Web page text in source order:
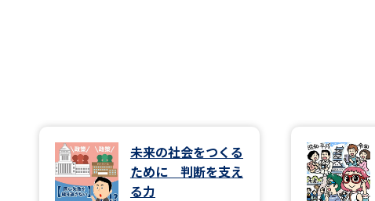
未来の社会をつくる
ために 判断を支え
る力